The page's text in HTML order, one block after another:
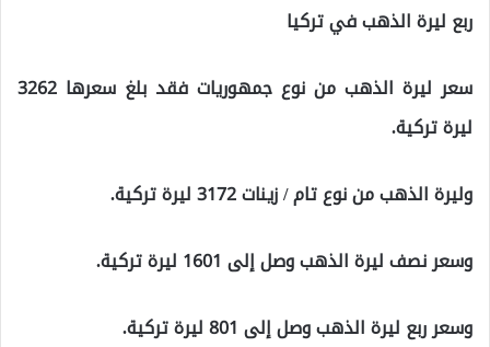
ربع ليرة الذهب في تركيا
سعر ليرة الذهب من نوع جمهوريات فقد بلغ سعرها 3262
ليرة تركية.
وليرة الذهب من نوع تام / زينات 3172 ليرة تركية.
وسعر نصف ليرة الذهب وصل إلى 1601 ليرة تركية.
وسعر ربع ليرة الذهب وصل إلى 801 ليرة تركية.